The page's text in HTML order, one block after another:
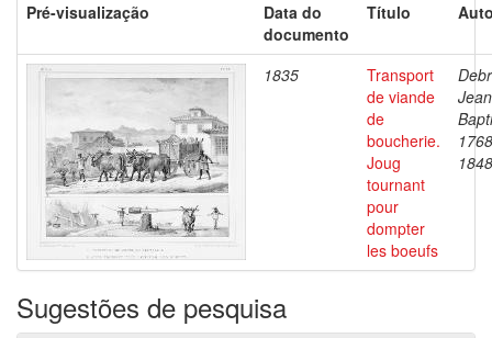
Pré-visualização
Data do
documento
Título
1835
Transport
de viande
de
boucherie.
Joug
tournant
pour
dompter
les boeufs
Jean
1848
Sugestões de pesquisa